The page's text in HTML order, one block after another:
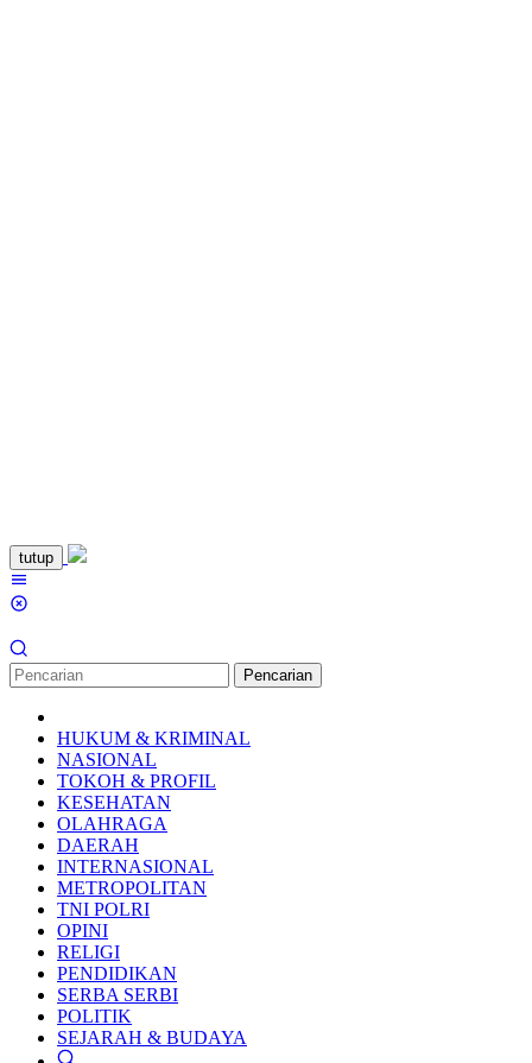
Loncat
ke
konten
tutup
Pencarian
HUKUM & KRIMINAL
NASIONAL
TOKOH & PROFIL
KESEHATAN
OLAHRAGA
DAERAH
INTERNASIONAL
METROPOLITAN
TNI POLRI
OPINI
RELIGI
PENDIDIKAN
SERBA SERBI
POLITIK
SEJARAH & BUDAYA